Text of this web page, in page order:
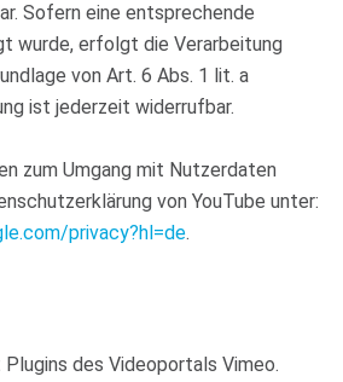
Sofern eine entsprechende
wurde, erfolgt die Verarbeitung
von Art. 6 Abs. 1 lit. a
ist jederzeit widerrufbar.
zum Umgang mit Nutzerdaten
von YouTube unter:
privacy?hl=de.
des Videoportals Vimeo.